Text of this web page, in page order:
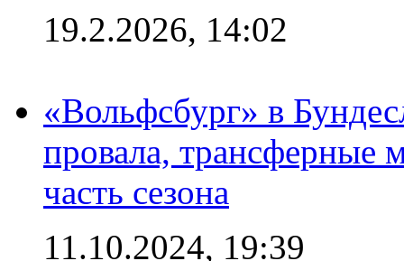
19.2.2026, 14:02
«Вольфсбург» в
провала, трансферные
часть сезона
11.10.2024, 19:39